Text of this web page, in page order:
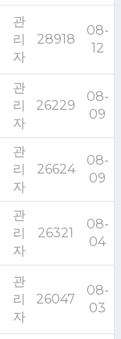
관
리
자
28918
08-
12
관
리
자
26229
08-
09
관
리
자
26624
08-
09
관
리
자
26321
08-
04
관
리
자
26047
08-
03